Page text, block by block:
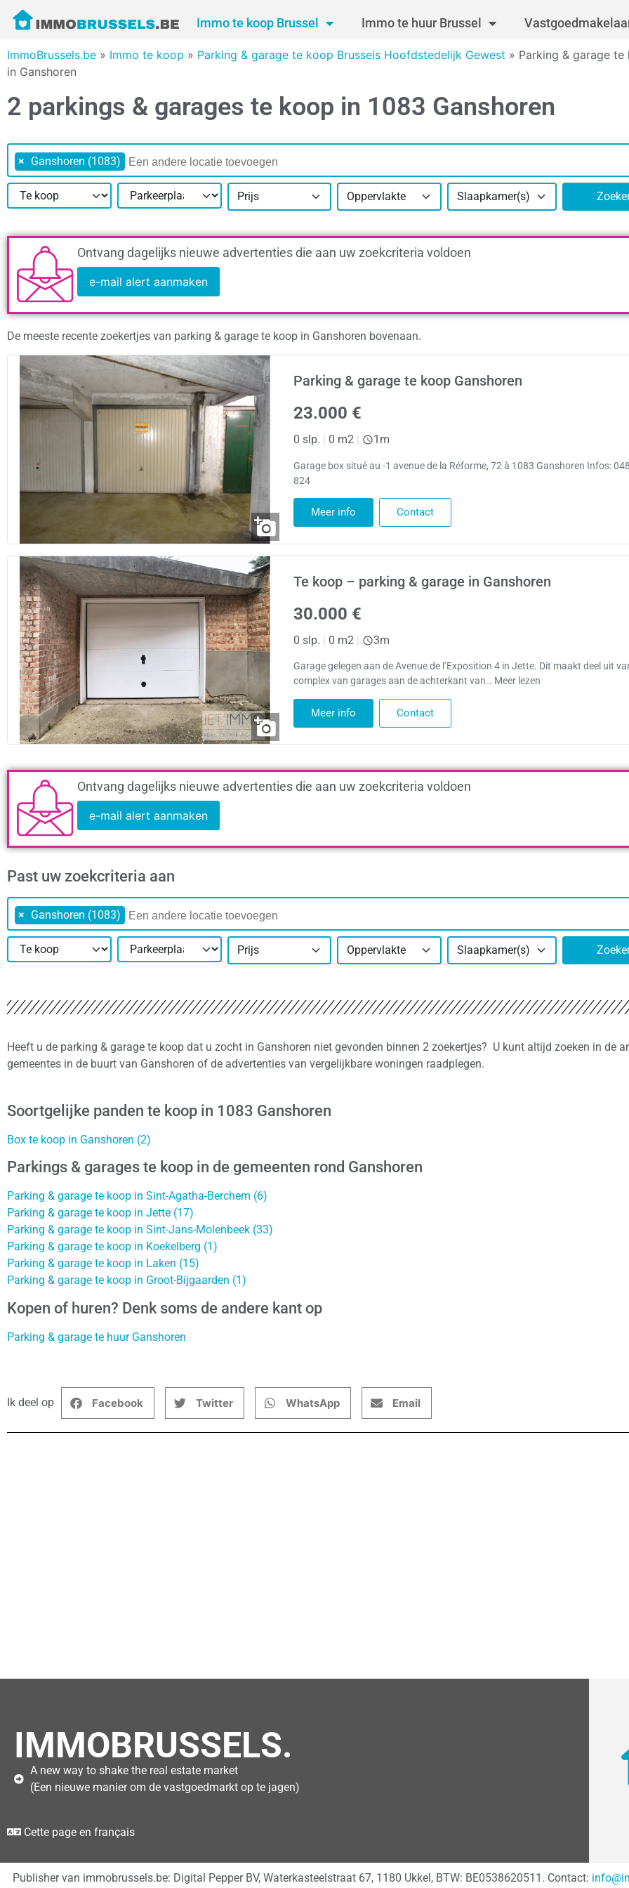
Immo te koop Brussel Immo te huur Brussel
ImmoBrussels.be » Immo te koop » Parking & garage te koop Brussels Hoofdstedelijk Gewest » Parking & garage te
in Ganshoren
2 parkings & garages te koop in 1083 Ganshoren
× Ganshoren (1083)
Prijs Oppervlakte Slaapkamer(s)
Ontvang dagelijks nieuwe advertenties die aan uw zoekcriteria voldoen
e-mail alert aanmaken
De meeste recente zoekertjes van parking & garage te koop in Ganshoren bovenaan.
Parking & garage te koop Ganshoren
23.000 €
0 slp. 0 m2 1m
Garage box situé au -1 avenue de la Réforme, 72 à 1083 Ganshoren Infos:
824
Meer info Contact
Te koop – parking & garage in Ganshoren
30.000 €
0 slp. | 0 m2 | 3m
Garage gelegen aan de Avenue de l’Exposition 4 in Jette. Dit maakt deel uit
complex van garages aan de achterkant van… Meer lezen
Meer info Contact
Ontvang dagelijks nieuwe advertenties die aan uw zoekcriteria voldoen
e-mail alert aanmaken
Past uw zoekcriteria aan
× Ganshoren (1083)
Prijs Oppervlakte Slaapkamer(s)
Heeft u de parking & garage te koop dat u zocht in Ganshoren niet gevonden binnen 2 zoekertjes? U kunt altijd zoeken in de
gemeentes in de buurt van Ganshoren of de advertenties van vergelijkbare woningen raadplegen.
Soortgelijke panden te koop in 1083 Ganshoren
Box te koop in Ganshoren (2)
Parkings & garages te koop in de gemeenten rond Ganshoren
Parking & garage te koop in Sint-Agatha-Berchem (6)
Parking & garage te koop in Jette (17)
Parking & garage te koop in Sint-Jans-Molenbeek (33)
Parking & garage te koop in Koekelberg (1)
Parking & garage te koop in Laken (15)
Parking & garage te koop in Groot-Bijgaarden (1)
Kopen of huren? Denk soms de andere kant op
Parking & garage te huur Ganshoren
Ik deel op Facebook Twitter WhatsApp Email
IMMOBRUSSELS.
A new way to shake the real estate market
(Een nieuwe manier om de vastgoedmarkt op te jagen)
Cette page en français
Publisher van immobrussels.be: Digital Pepper BV, Waterkasteelstraat 67, 1180 Ukkel, BTW: BE0538620511. Contact: